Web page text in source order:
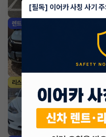
조회 1,362방금
렌트
2WD
조회 661방금전
리스
2022년 AWD
월
조회 3,664 방금전
[필독] 이어카 사칭 사기 주